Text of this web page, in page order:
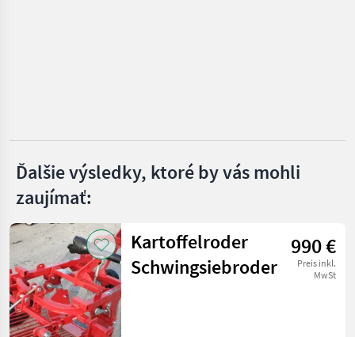
Michalak
Zobraziť
všetkých
15
MARKETPLACE
Ďalšie výsledky, ktoré by vás mohli
zaujímať:
Kartoffelroder
Schwingsiebroder
990 €
Preis inkl.
MwSt